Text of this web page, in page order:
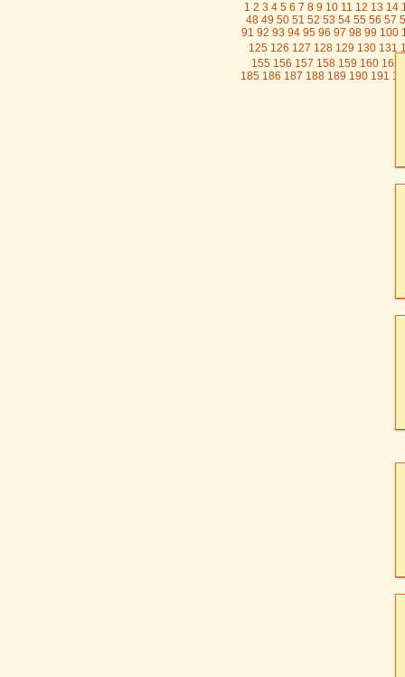
1 2 3 4 5 6 7 8 9 10 11 12 13 14
48 49 50 51 52 53 54 55 56 57
91 92 93 94 95 96 97 98 99 100
125 126 127 128 129 130 131
155 156 157 158 159 160 161
185 186 187 188 189 190 191